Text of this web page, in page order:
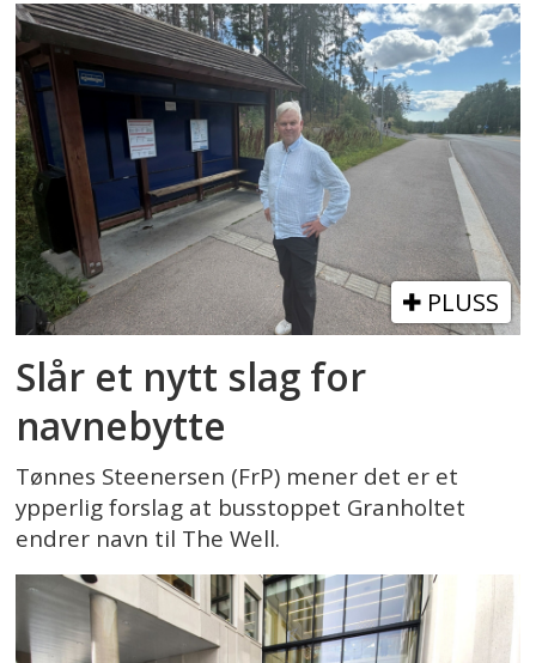
PLUSS
Slår et nytt slag for
navnebytte
Tønnes Steenersen (FrP) mener det er et
ypperlig forslag at busstoppet Granholtet
endrer navn til The Well.